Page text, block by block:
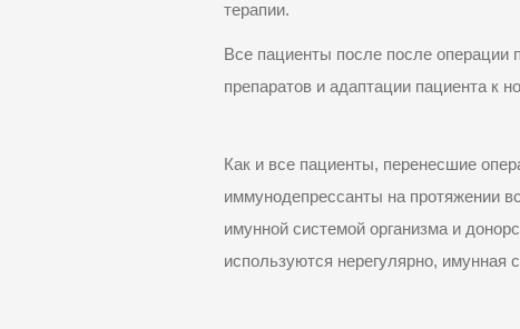
терапии.
Все пациенты после после операции
препаратов и адаптации пациента к
Как и все пациенты, перенесшие
иммунодепрессанты на протяжении
имунной системой организма и
используются нерегулярно, имунная